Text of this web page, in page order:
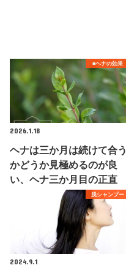
■ヘナの効果
2026.1.18
ヘナは三か月は続けて合う
かどうか見極めるのが良
い、ヘナ三か月目の正直
脱シャンプー
2024.9.1